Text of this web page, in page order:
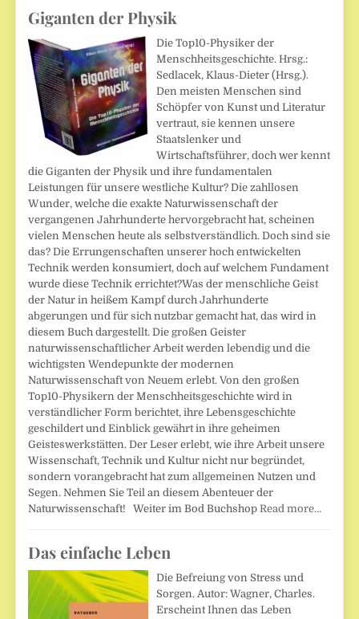
Giganten der Physik
Die Top10-Physiker der
Menschheitsgeschichte. Hrsg.:
Sedlacek, Klaus-Dieter (Hrsg.).
Den meisten Menschen sind
Schöpfer von Kunst und Literatur
vertraut, sie kennen unsere
Staatslenker und
Wirtschaftsführer, doch wer kennt
die Giganten der Physik und ihre fundamentalen
Leistungen für unsere westliche Kultur? Die zahllosen
Wunder, welche die exakte Naturwissenschaft der
vergangenen Jahrhunderte hervorgebracht hat, scheinen
vielen Menschen heute als selbstverständlich. Doch sind sie
das? Die Errungenschaften unserer hoch entwickelten
Technik werden konsumiert, doch auf welchem Fundament
wurde diese Technik errichtet?Was der menschliche Geist
der Natur in heißem Kampf durch Jahrhunderte
abgerungen und für sich nutzbar gemacht hat, das wird in
diesem Buch dargestellt. Die großen Geister
naturwissenschaftlicher Arbeit werden lebendig und die
wichtigsten Wendepunkte der modernen
Naturwissenschaft von Neuem erlebt. Von den großen
Top10-Physikern der Menschheitsgeschichte wird in
verständlicher Form berichtet, ihre Lebensgeschichte
geschildert und Einblick gewährt in ihre geheimen
Geisteswerkstätten. Der Leser erlebt, wie ihre Arbeit unsere
Wissenschaft, Technik und Kultur nicht nur begründet,
sondern vorangebracht hat zum allgemeinen Nutzen und
Segen. Nehmen Sie Teil an diesem Abenteuer der
Naturwissenschaft! Weiter im Bod Buchshop Read more…
Das einfache Leben
Die Befreiung von Stress und
Sorgen. Autor: Wagner, Charles.
Erscheint Ihnen das Leben